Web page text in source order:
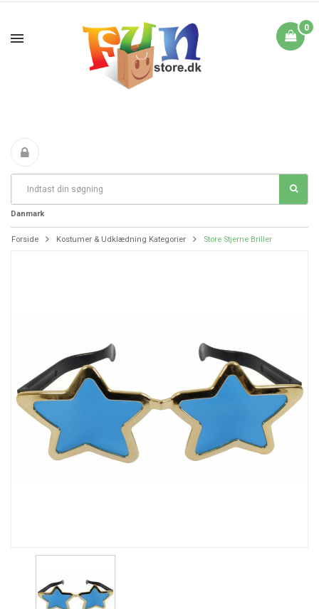
0
Fri Fragt fra 199 i
Danmark
DAG TIL DAG LEVERING
Forside Kostumer & Udklædning Kategorier Store Stjerne Briller